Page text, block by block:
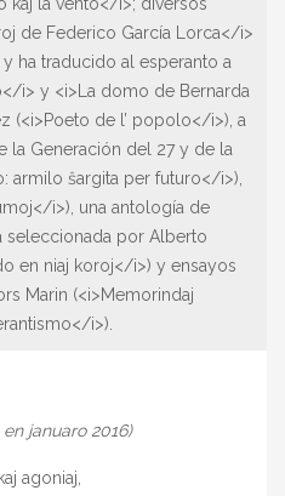
de Federico García Lorca</i>
ha traducido al esperanto a
i> y <i>La domo de Bernarda
(<i>Poeto de l’ popolo</i>), a
la Generación del 27 y de la
armilo ŝargita per futuro</i>),
i>), una antología de
seleccionada por Alberto
en niaj koroj</i>) y ensayos
Marin (<i>Memorindaj
i>).
januaro 2016)
agoniaj,